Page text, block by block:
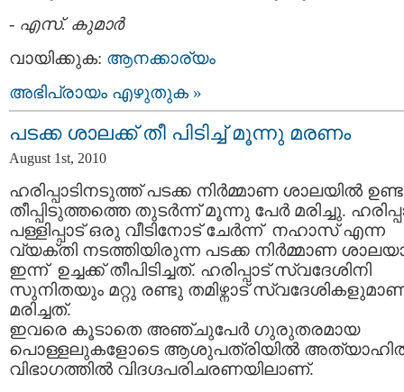
- എസ്. കുമാര്‍
വായിക്കുക: ആനക്കാര്യം
അഭിപ്രായം എഴുതുക »
പടക്ക ശാലക്ക് തീ പിടിച്ച് മൂന്നു മരണം
August 1st, 2010
ഹരിപ്പാടിനടുത്ത് പടക്ക നിര്‍മ്മാണ ശാലയില്‍
തീപ്പിടുത്തത്തെ തുടര്‍ന്ന് മൂന്നു പേര്‍ മരിച്ചു.
പള്ളിപ്പാട് ഒരു വീടിനോട് ചേര്‍ന്ന് നഹാസ് എന്ന
വ്യക്തി നടത്തിയിരുന്ന പടക്ക നിര്‍മ്മാണ
ഇന്ന് ഉച്ചക്ക് തീപിടിച്ചത്. ഹരിപ്പാട് സ്വദേശിനി
സുനിതയും മറ്റു രണ്ടു തമിഴ്നാട്
മരിച്ചത്.
ഇവരെ കൂടാതെ അഞ്ചുപേര്‍ ഗുരുതരമായ
പൊള്ളലുകളോടെ ആശുപത്രിയില്‍
വിഭാഗത്തില്‍ വിദഗ്ദപരിചരണയിലാണ്.